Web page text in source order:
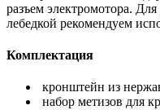
разъем электромотора.
лебедкой рекомендуем
Комплектация
кронштейн из
набор метизов для